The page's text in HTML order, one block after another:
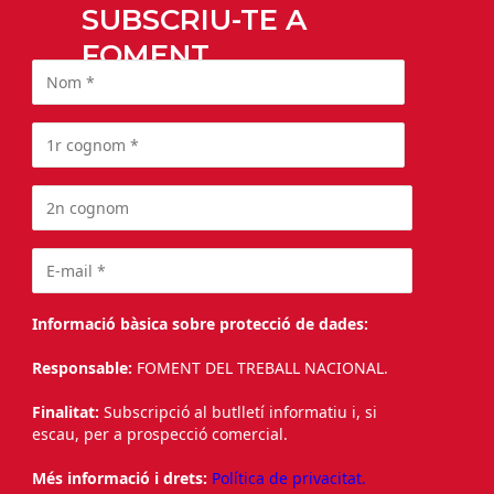
SUBSCRIU-TE A
FOMENT
Informació bàsica sobre protecció de dades:
Responsable: FOMENT DEL TREBALL NACIONAL.
Finalitat: Subscripció al butlletí informatiu i, si
escau, per a prospecció comercial.
Més informació i drets: Política de privacitat.